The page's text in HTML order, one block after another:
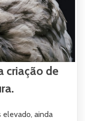
criação de
elevado, ainda